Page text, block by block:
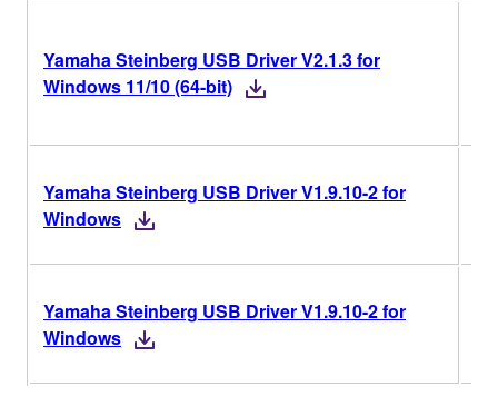
Yamaha Steinberg USB Driver V2.1.3 for
Windows 11/10 (64-bit)
Yamaha Steinberg USB Driver V1.9.10-2 for
Windows
Yamaha Steinberg USB Driver V1.9.10-2 for
Windows